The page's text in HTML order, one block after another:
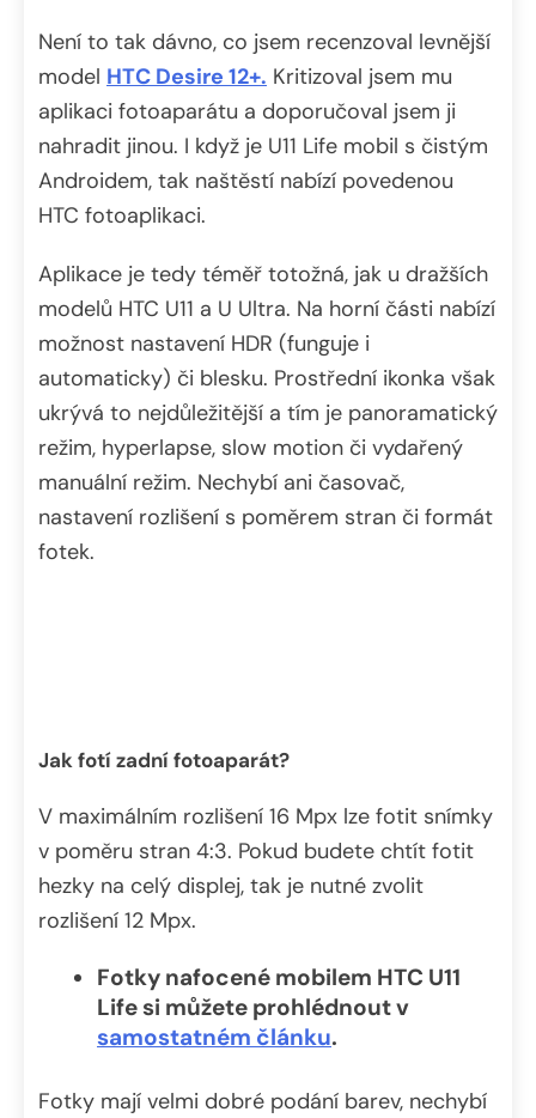
Není to tak dávno, co jsem recenzoval levnější
model HTC Desire 12+. Kritizoval jsem mu
aplikaci fotoaparátu a doporučoval jsem ji
nahradit jinou. I když je U11 Life mobil s čistým
Androidem, tak naštěstí nabízí povedenou
HTC fotoaplikaci.
Aplikace je tedy téměř totožná, jak u dražších
modelů HTC U11 a U Ultra. Na horní části nabízí
možnost nastavení HDR (funguje i
automaticky) či blesku. Prostřední ikonka však
ukrývá to nejdůležitější a tím je panoramatický
režim, hyperlapse, slow motion či vydařený
manuální režim. Nechybí ani časovač,
nastavení rozlišení s poměrem stran či formát
fotek.
Jak fotí zadní fotoaparát?
V maximálním rozlišení 16 Mpx lze fotit snímky
v poměru stran 4:3. Pokud budete chtít fotit
hezky na celý displej, tak je nutné zvolit
rozlišení 12 Mpx.
Fotky nafocené mobilem HTC U11
Life si můžete prohlédnout v
samostatném článku.
Fotky mají velmi dobré podání barev, nechybí